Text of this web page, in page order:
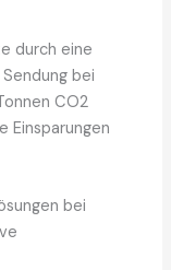
durch eine
bei
CO2
Einsparungen
bei